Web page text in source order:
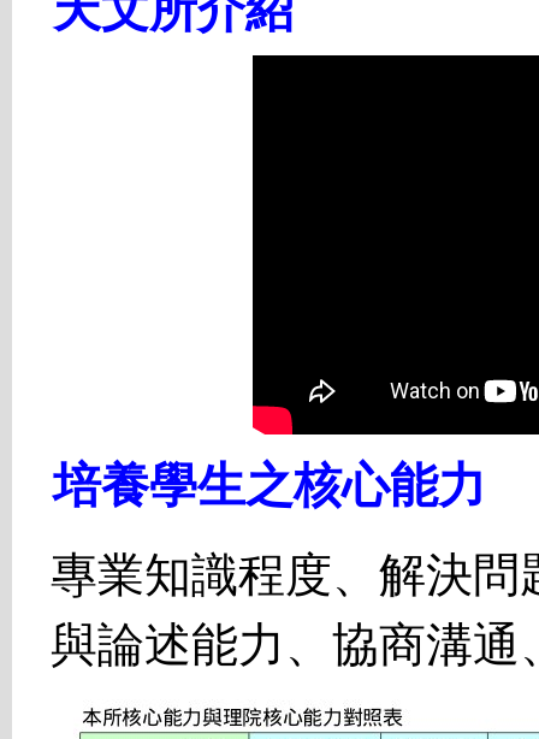
培養學生之核心能力
專業知識程度、解決
與論述能力、協商溝通